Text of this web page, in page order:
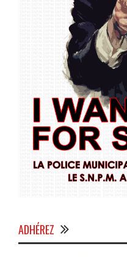
ADHÉREZ